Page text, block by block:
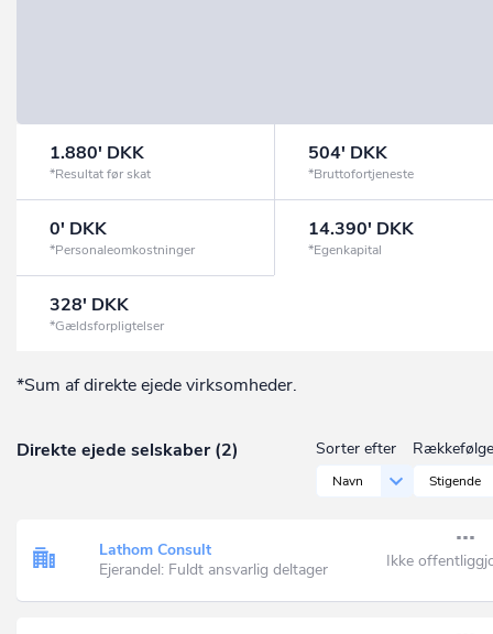
1.880' DKK
*Resultat før skat
504' DKK
*Bruttofortjeneste
0' DKK
*Personaleomkostninger
14.390' DKK
*Egenkapital
328' DKK
*Gældsforpligtelser
*Sum af direkte ejede virksomheder.
Direkte ejede selskaber (2) Sorter efter
Navn
Rækkefølge
Stigende
Lathom Consult
Ejerandel: Fuldt ansvarlig deltager
Ikke